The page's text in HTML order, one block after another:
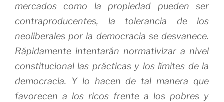
mercados como la propiedad pueden ser
contraproducentes, la tolerancia de los
neoliberales por la democracia se desvanece.
Rápidamente intentarán normativizar a nivel
constitucional las prácticas y los límites de la
democracia. Y lo hacen de tal manera que
favorecen a los ricos frente a los pobres y